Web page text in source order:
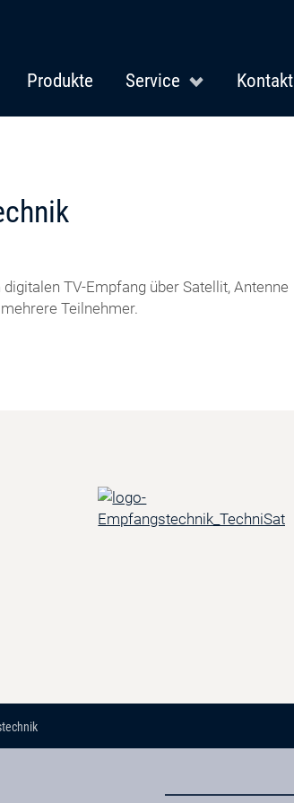
Produkte Service Kontakt
TV-Empfang über Satellit, Antenne
Teilnehmer.